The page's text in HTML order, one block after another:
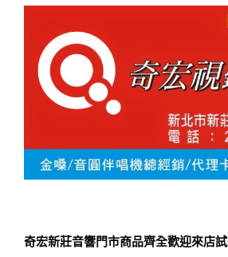
奇宏新莊音響門市商品齊全歡迎來店